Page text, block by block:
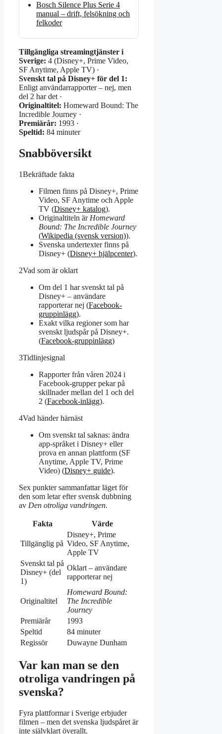
Bosch Silence Plus Serie 4
manual – drift, felsökning och
felkoder
Tillgängliga streamingtjänster i
Sverige: 4 (Disney+, Prime Video,
SF Anytime, Apple TV) ·
Svenskt tal på Disney+ för del 1:
Enligt användarrapporter – nej, men
del 2 har det ·
Originaltitel: Homeward Bound: The
Incredible Journey ·
Premiärår: 1993 ·
Speltid: 84 minuter
Snabböversikt
1Bekräftade fakta
Filmen finns på Disney+, Prime
Video, SF Anytime och Apple
TV (Disney+ katalog).
Originaltiteln är Homeward
Bound: The Incredible Journey
(Wikipedia (svensk version)).
Svenska undertexter finns på
Disney+ (Disney+ hjälpcenter).
2Vad som är oklart
Om del 1 har svenskt tal på
Disney+ – användare
rapporterar nej (Facebook-
gruppinlägg).
Exakt vilka regioner som har
svenskt ljudspår på Disney+.
(Facebook-gruppinlägg)
3Tidlinjesignal
Rapporter från våren 2024 i
Facebook-grupper pekar på
skillnader mellan del 1 och del
2 (Facebook-inlägg).
4Vad händer härnäst
Om svenskt tal saknas: ändra
app-språket i Disney+ eller
prova en annan plattform (SF
Anytime, Apple TV, Prime
Video) (Disney+ guide).
Sex punkter sammanfattar läget för
den som letar efter svensk dubbning
av Den otroliga vandringen.
Fakta Värde
Tillgänglig på
Disney+, Prime
Video, SF Anytime,
Apple TV
Svenskt tal på
Disney+ (del
1)
Oklart – användare
rapporterar nej
Originaltitel
Homeward Bound:
The Incredible
Journey
Premiärår
1993
Speltid
84 minuter
Regissör
Duwayne Dunham
Var kan man se den
otroliga vandringen på
svenska?
Fyra plattformar i Sverige erbjuder
filmen – men det svenska ljudspåret är
inte självklart överallt.